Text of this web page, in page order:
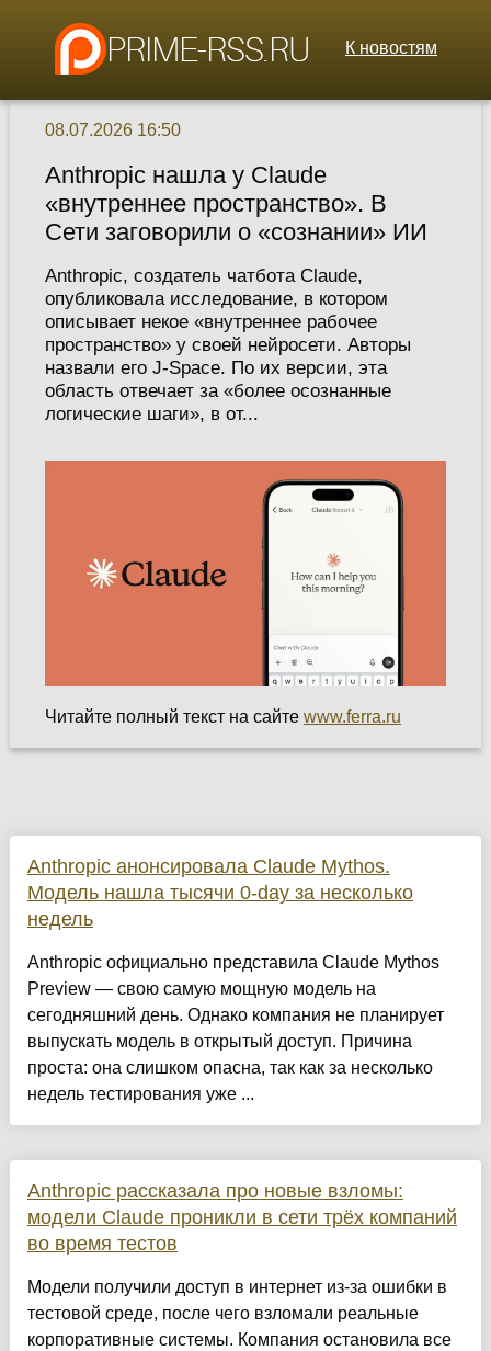
К новостям
08.07.2026 16:50
Anthropic нашла у Claude
«внутреннее пространство». В
Сети заговорили о «сознании» ИИ
Anthropic, создатель чатбота Claude,
опубликовала исследование, в котором
описывает некое «внутреннее рабочее
пространство» у своей нейросети. Авторы
назвали его J-Space. По их версии, эта
область отвечает за «более осознанные
логические шаги», в от...
Читайте полный текст на сайте www.ferra.ru
Anthropic анонсировала Claude Mythos.
Модель нашла тысячи 0-day за несколько
недель
Anthropic официально представила Claude Mythos
Preview — свою самую мощную модель на
сегодняшний день. Однако компания не планирует
выпускать модель в открытый доступ. Причина
проста: она слишком опасна, так как за несколько
недель тестирования уже ...
Anthropic рассказала про новые взломы:
модели Claude проникли в сети трёх компаний
во время тестов
Модели получили доступ в интернет из-за ошибки в
тестовой среде, после чего взломали реальные
корпоративные системы. Компания остановила все